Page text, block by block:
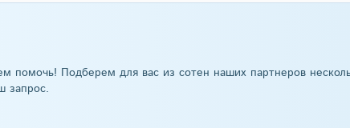
помочь! Подберем для вас из сотен наших партнеров
запрос.